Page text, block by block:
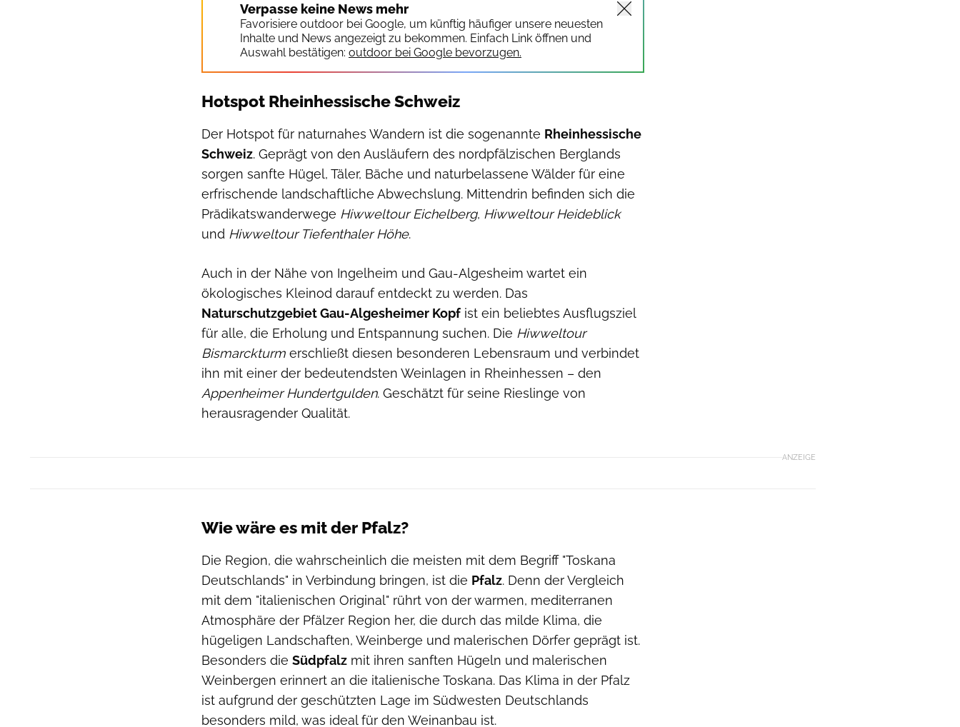
Verpasse keine News mehr
Favorisiere outdoor bei Google, um künftig häufiger unsere neuesten
Inhalte und News angezeigt zu bekommen. Einfach Link öffnen und
Auswahl bestätigen: outdoor bei Google bevorzugen.
Hotspot Rheinhessische Schweiz
Der Hotspot für naturnahes Wandern ist die sogenannte Rheinhessische
Schweiz. Geprägt von den Ausläufern des nordpfälzischen Berglands
sorgen sanfte Hügel, Täler, Bäche und naturbelassene Wälder für eine
erfrischende landschaftliche Abwechslung. Mittendrin befinden sich die
Prädikatswanderwege Hiwweltour Eichelberg, Hiwweltour Heideblick
und Hiwweltour Tiefenthaler Höhe.
Auch in der Nähe von Ingelheim und Gau-Algesheim wartet ein
ökologisches Kleinod darauf entdeckt zu werden. Das
Naturschutzgebiet Gau-Algesheimer Kopf ist ein beliebtes Ausflugsziel
für alle, die Erholung und Entspannung suchen. Die Hiwweltour
Bismarckturm erschließt diesen besonderen Lebensraum und verbindet
ihn mit einer der bedeutendsten Weinlagen in Rheinhessen – den
Appenheimer Hundertgulden. Geschätzt für seine Rieslinge von
herausragender Qualität.
ANZEIGE
Wie wäre es mit der Pfalz?
Die Region, die wahrscheinlich die meisten mit dem Begriff "Toskana
Deutschlands" in Verbindung bringen, ist die Pfalz. Denn der Vergleich
mit dem "italienischen Original" rührt von der warmen, mediterranen
Atmosphäre der Pfälzer Region her, die durch das milde Klima, die
hügeligen Landschaften, Weinberge und malerischen Dörfer geprägt ist.
Besonders die Südpfalz mit ihren sanften Hügeln und malerischen
Weinbergen erinnert an die italienische Toskana. Das Klima in der Pfalz
ist aufgrund der geschützten Lage im Südwesten Deutschlands
besonders mild, was ideal für den Weinanbau ist.